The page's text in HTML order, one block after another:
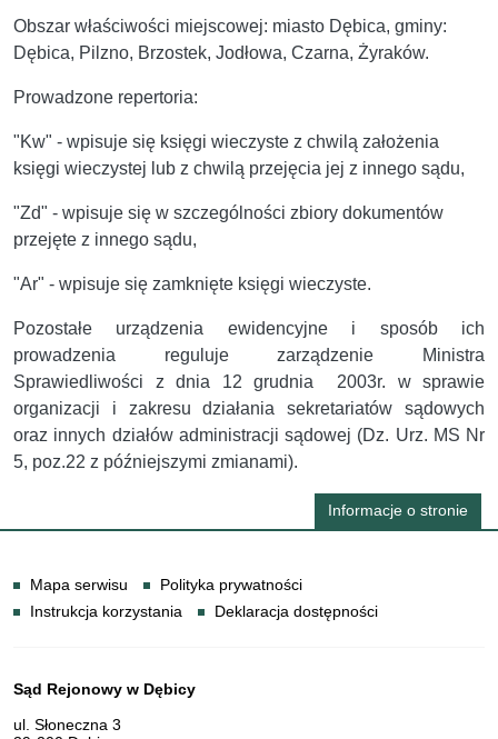
Obszar właściwości miejscowej: miasto Dębica, gminy:
Dębica, Pilzno, Brzostek, Jodłowa, Czarna, Żyraków.
Prowadzone repertoria:
"Kw" - wpisuje się księgi wieczyste z chwilą założenia
księgi wieczystej lub z chwilą przejęcia jej z innego sądu,
"Zd" - wpisuje się w szczególności zbiory dokumentów
przejęte z innego sądu,
"Ar" - wpisuje się zamknięte księgi wieczyste.
Pozostałe urządzenia ewidencyjne i sposób ich
prowadzenia reguluje zarządzenie Ministra
Sprawiedliwości z dnia 12 grudnia 2003r. w sprawie
organizacji i zakresu działania sekretariatów sądowych
oraz innych działów administracji sądowej (Dz. Urz. MS Nr
5, poz.22 z późniejszymi zmianami).
Informacje o stronie
Mapa serwisu
Polityka prywatności
Instrukcja korzystania
Deklaracja dostępności
Dane teleadresowe
Sąd Rejonowy w Dębicy
ul. Słoneczna 3